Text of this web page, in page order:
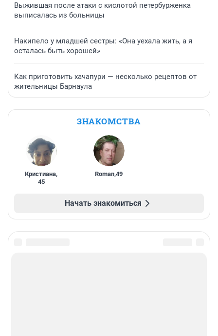
Выжившая после атаки с кислотой петербурженка
выписалась из больницы
Накипело у младшей сестры: «Она уехала жить, а я
осталась быть хорошей»
Как приготовить хачапури — несколько рецептов от
жительницы Барнаула
ЗНАКОМСТВА
Кристиана,
45
Roman,49
Начать знакомиться